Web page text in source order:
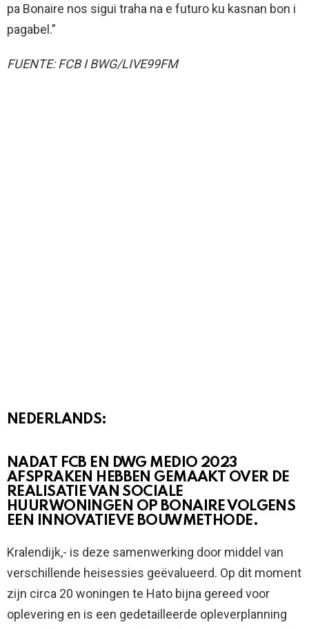
pa Bonaire nos sigui traha na e futuro ku kasnan bon i
pagabel.”
FUENTE: FCB I BWG/LIVE99FM
NEDERLANDS:
NADAT FCB EN DWG MEDIO 2023
AFSPRAKEN HEBBEN GEMAAKT OVER DE
REALISATIE VAN SOCIALE
HUURWONINGEN OP BONAIRE VOLGENS
EEN INNOVATIEVE BOUWMETHODE.
Kralendijk,- is deze samenwerking door middel van
verschillende heisessies geëvalueerd. Op dit moment
zijn circa 20 woningen te Hato bijna gereed voor
oplevering en is een gedetailleerde opleverplanning